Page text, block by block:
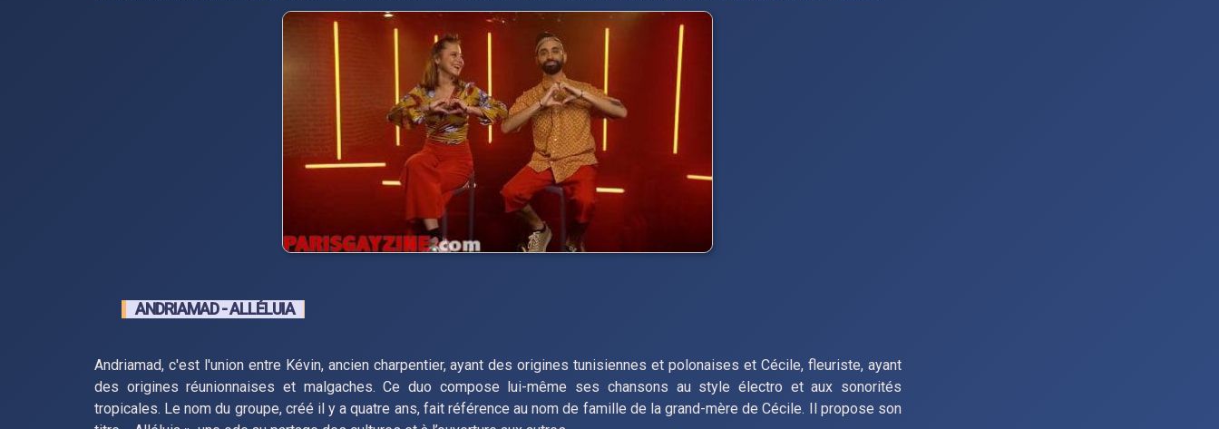
ANDRIAMAD - ALLÉLUIA
Andriamad, c'est l'union entre Kévin, ancien charpentier, ayant des origines tunisiennes et polonaises et Cécile, fleuriste, ayant
des origines réunionnaises et malgaches. Ce duo compose lui-même ses chansons au style électro et aux sonorités
tropicales. Le nom du groupe, créé il y a quatre ans, fait référence au nom de famille de la grand-mère de Cécile. Il propose son